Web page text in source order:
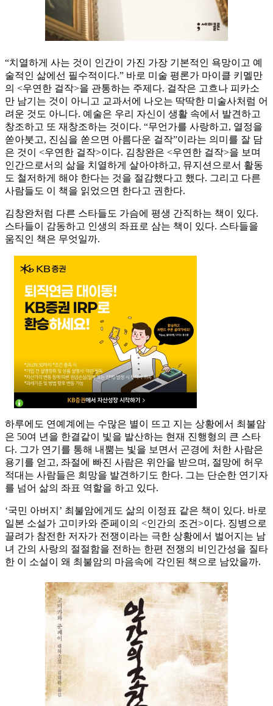
“치열하게 사는 것이 인간이 가진 가장 기본적인 욕망이고 예
술적인 삶에선 필수적이다.” 바로 미술 평론가 마이클 키멜만
의 <우연한 걸작>을 관통하는 주제다. 걸작은 고흐나 피카소
만 남기는 것이 아니고 교과서에 나오는 딱딱한 미술사처럼 어
려운 것도 아니다. 예술은 우리 자신이 생활 속에서 발견하고
창조하고 또 재창조하는 것이다. “무언가를 사랑하고, 열정을
쏟아붓고, 진심을 쏟으면 아름다운 걸작”이라는 의미를 잘 담
은 것이 <우연한 걸작>이다. 김창완은 <우연한 걸작>을 보며
인간으로서의 삶을 치열하게 살아야하고, 뮤지션으로서 활동
도 철저하게 해야 한다는 것을 절감했다고 했다. 그리고 다른
사람들도 이 책을 읽었으면 한다고 권한다.
김창완처럼 다른 스타들도 가슴에 평생 간직하는 책이 있다.
스타들이 감동하고 인생의 좌표로 삼는 책이 있다. 스타들을
움직인 책은 무엇일까.
하루에도 연예계에는 수많은 별이 뜨고 지는 상황에서 최불암
은 50여 년을 한결같이 빛을 발산하는 현재 진행형의 큰 스타
다. 그가 연기를 통해 내뿜는 빛을 보면서 곤경에 처한 사람은
용기를 얻고, 좌절에 빠진 사람은 위안을 받으며, 절망에 허우
적대는 사람들은 희망을 발견하기도 한다. 그는 단순한 연기자
를 넘어 삶의 좌표 역할을 하고 있다.
‘국민 아버지’ 최불암에게도 삶의 이정표 같은 책이 있다. 바로
일본 소설가 고미카와 준페이의 <인간의 조건>이다. 징병으로
끌려가 참전한 저자가 전쟁이라는 극한 상황에서 벌어지는 남
녀 간의 사랑의 절절함을 전하는 한편 전쟁의 비인간성을 질타
한 이 소설이 왜 최불암의 마음속에 각인된 책으로 남았을까.